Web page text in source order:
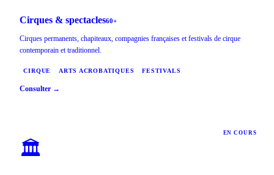
Cirques & spectacles60+
Cirques permanents, chapiteaux, compagnies françaises et festivals de cirque
contemporain et traditionnel.
CIRQUE ARTS ACROBATIQUES FESTIVALS
Consulter →
EN COURS
🏛️